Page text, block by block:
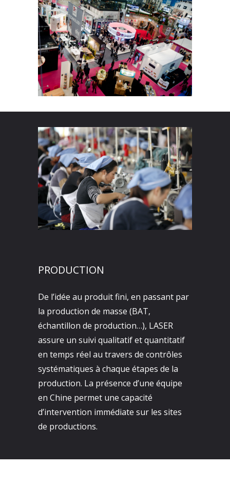
PRODUCTION
De l’idée au produit fini, en passant par
la production de masse (BAT,
échantillon de production…), LASER
assure un suivi qualitatif et quantitatif
en temps réel au travers de contrôles
systématiques à chaque étapes de la
production. La présence d’une équipe
en Chine permet une capacité
d’intervention immédiate sur les sites
de productions.